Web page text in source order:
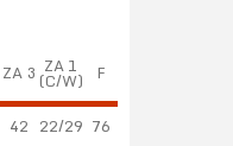
ZA 3 ZA 1
(C/W) F
42 22/29 76